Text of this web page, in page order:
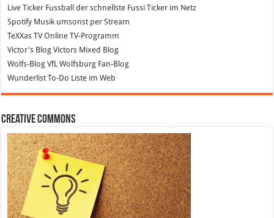
Live Ticker Fussball der schnellste Fussi Ticker im Netz
SpotifyMusik umsonst per Stream
TeXXas TVOnline TV-Programm
Victor's Blog Victors Mixed Blog
Wolfs-Blog VfL Wolfsburg Fan-Blog
Wunderlist To-Do Liste im Web
Creative Commons